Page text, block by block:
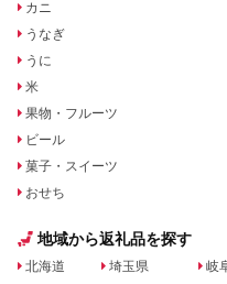
カニ
うなぎ
うに
米
果物・フルーツ
ビール
菓子・スイーツ
おせち
地域から返礼品を探す
北海道
埼玉県
岐